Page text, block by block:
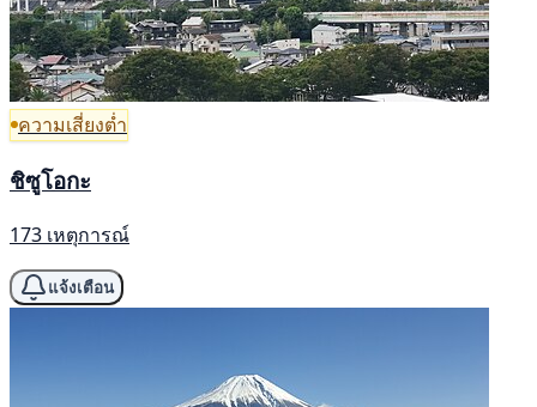
ความเสี่ยงต่ำ
ชิซูโอกะ
173 เหตุการณ์
แจ้งเตือน